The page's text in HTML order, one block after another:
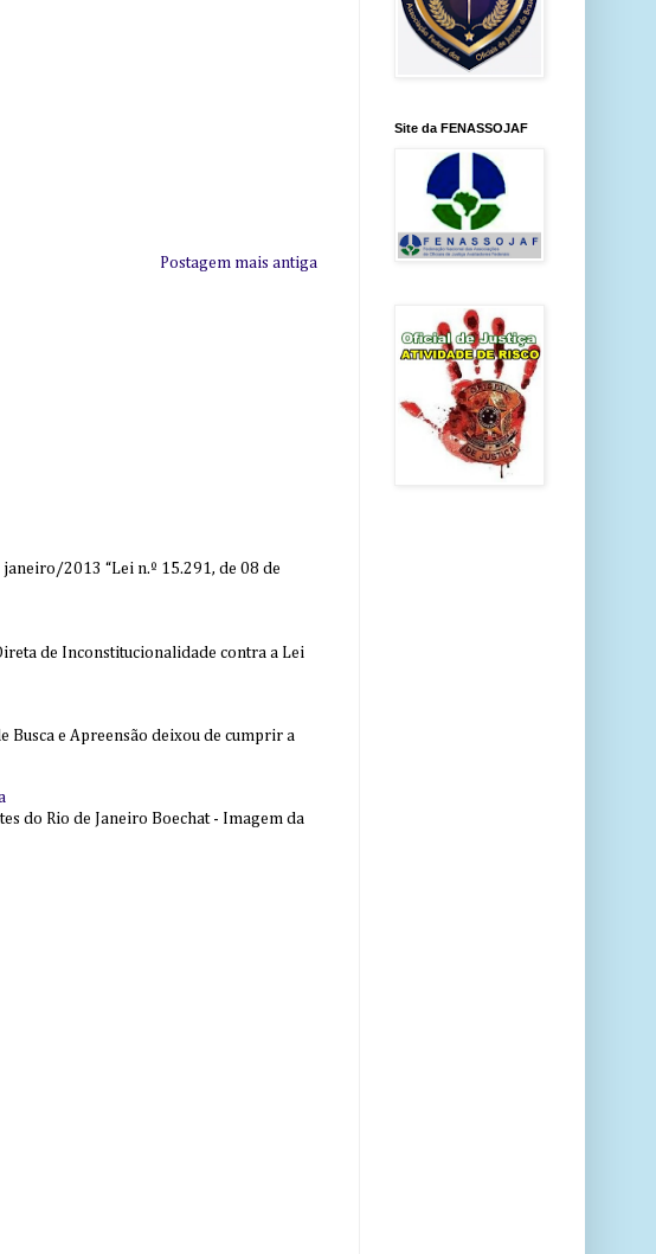
Postagem mais antiga
2013 “Lei n.º 15.291, de 08 de
de Inconstitucionalidade contra a Lei
Busca e Apreensão deixou de cumprir a
do Rio de Janeiro Boechat - Imagem da
Site da FENASSOJAF